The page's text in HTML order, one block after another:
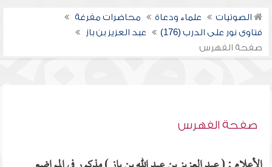
الصوتيات علماء ودعاة
محاضرات مفرغة
فتاوى نور على الدرب (176)
عبد العزيز بن باز
صفحة الفهرس
صفحة الفهرس